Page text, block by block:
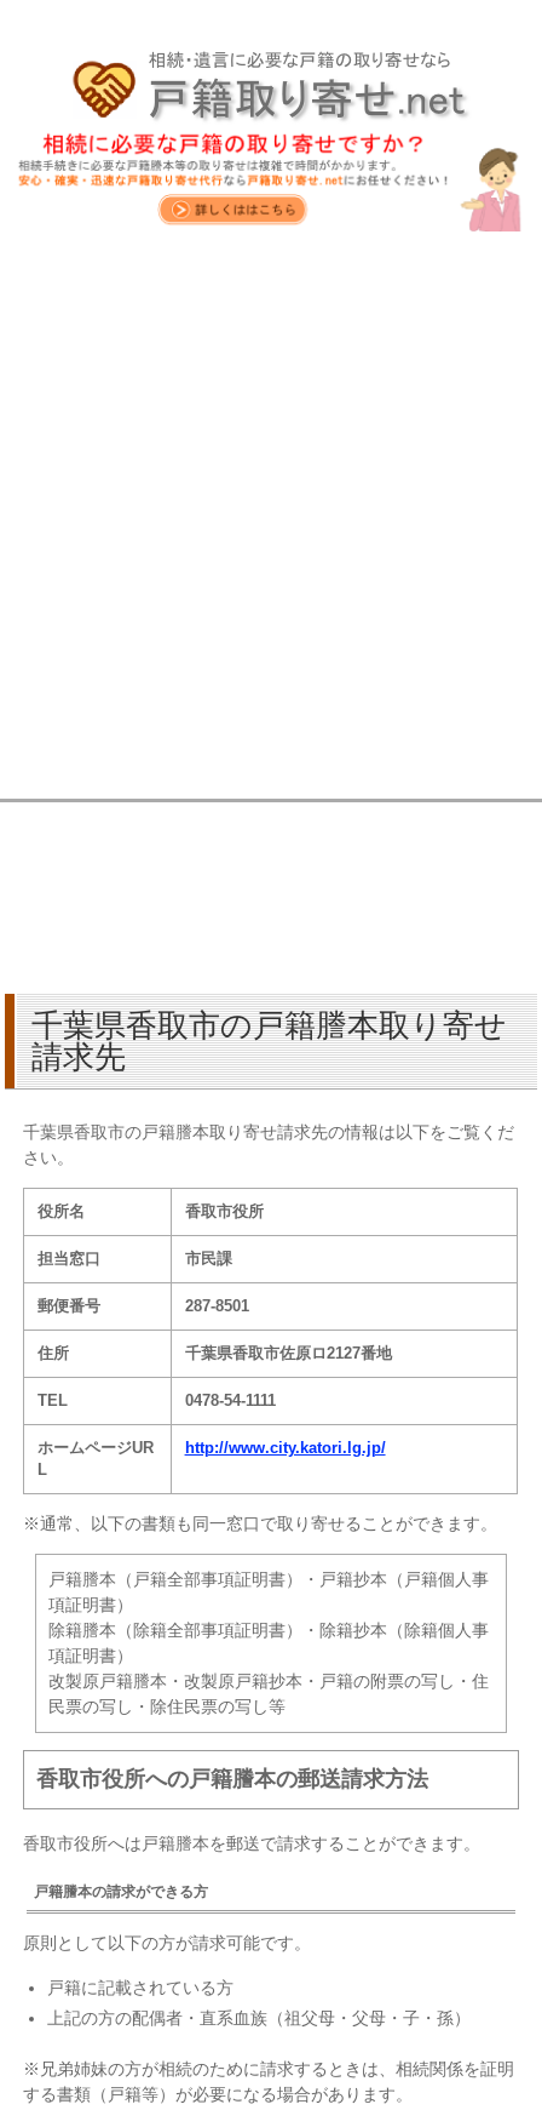
千葉県香取市の戸籍謄本取り寄せ
請求先
千葉県香取市の戸籍謄本取り寄せ請求先の情報は以下をご覧くだ
さい。
役所名 香取市役所
担当窓口 市民課
郵便番号 287-8501
住所 千葉県香取市佐原ロ2127番地
TEL 0478-54-1111
ホームページUR
L
http://www.city.katori.lg.jp/
※通常、以下の書類も同一窓口で取り寄せることができます。
戸籍謄本（戸籍全部事項証明書）・戸籍抄本（戸籍個人事
項証明書）
除籍謄本（除籍全部事項証明書）・除籍抄本（除籍個人事
項証明書）
改製原戸籍謄本・改製原戸籍抄本・戸籍の附票の写し・住
民票の写し・除住民票の写し等
香取市役所への戸籍謄本の郵送請求方法
香取市役所へは戸籍謄本を郵送で請求することができます。
戸籍謄本の請求ができる方
原則として以下の方が請求可能です。
戸籍に記載されている方
上記の方の配偶者・直系血族（祖父母・父母・子・孫）
※兄弟姉妹の方が相続のために請求するときは、相続関係を証明
する書類（戸籍等）が必要になる場合があります。